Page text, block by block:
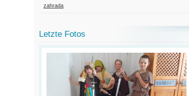
zahrada
Letzte Fotos